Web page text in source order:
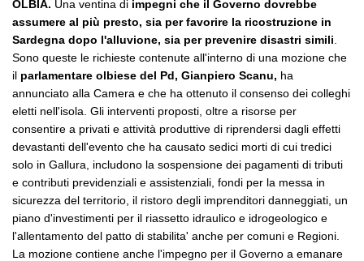
OLBIA. Una ventina di impegni che il Governo dovrebbe
assumere al più presto, sia per favorire la ricostruzione in
Sardegna dopo l'alluvione, sia per prevenire disastri simili
Sono queste le richieste contenute all'interno di una mozione che
il parlamentare olbiese del Pd, Gianpiero Scanu, ha
annunciato alla Camera e che ha ottenuto il consenso dei colleghi
eletti nell'isola. Gli interventi proposti, oltre a risorse per
consentire a privati e attività produttive di riprendersi dagli effetti
devastanti dell'evento che ha causato sedici morti di cui tredici
solo in Gallura, includono la sospensione dei pagamenti di tributi
e contributi previdenziali e assistenziali, fondi per la messa in
sicurezza del territorio, il ristoro degli imprenditori danneggiati, un
piano d'investimenti per il riassetto idraulico e idrogeologico e
l'allentamento del patto di stabilita' anche per comuni e Regioni.
La mozione contiene anche l'impegno per il Governo a emanare